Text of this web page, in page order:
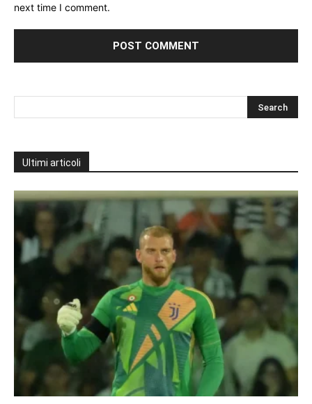
next time I comment.
Ultimi articoli